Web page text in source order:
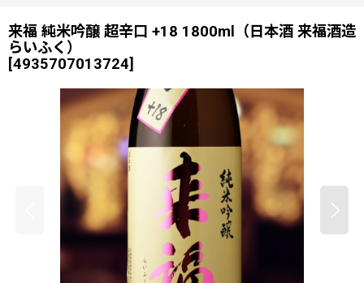
来福 純米吟醸 超辛口 +18 1800ml（日本酒 来福酒造
らいふく）
[4935707013724]